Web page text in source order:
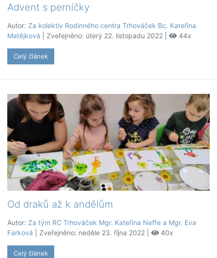
Advent s perníčky
Autor: Za kolektiv Rodinného centra Trhováček Bc. Kateřina
Matějková | Zveřejněno: úterý 22. listopadu 2022 | 44x
Celý článek
Od draků až k andělům
Autor: Za tým RC Trhováček Mgr. Kateřina Neffe a Mgr. Eva
Farková | Zveřejněno: neděle 23. října 2022 | 40x
Celý článek